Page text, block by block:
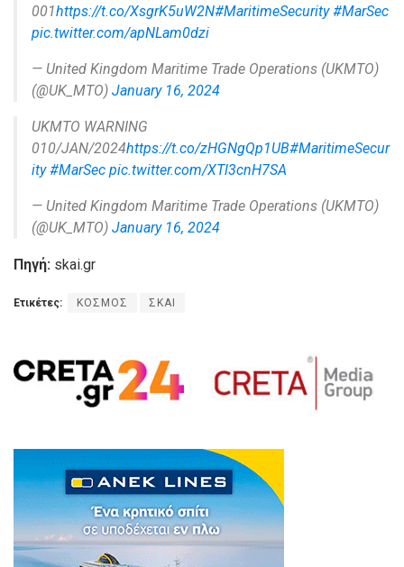
001https://t.co/XsgrK5uW2N#MaritimeSecurity #MarSec
pic.twitter.com/apNLam0dzi
— United Kingdom Maritime Trade Operations (UKMTO)
(@UK_MTO) January 16, 2024
UKMTO WARNING
010/JAN/2024https://t.co/zHGNgQp1UB#MaritimeSecur
ity #MarSec pic.twitter.com/XTl3cnH7SA
— United Kingdom Maritime Trade Operations (UKMTO)
(@UK_MTO) January 16, 2024
Πηγή: skai.gr
Ετικέτες: ΚΟΣΜΟΣ ΣΚΑΙ